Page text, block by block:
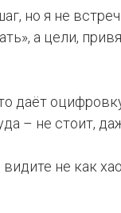
но я не
а цели,
даёт
– не стоит,
не как